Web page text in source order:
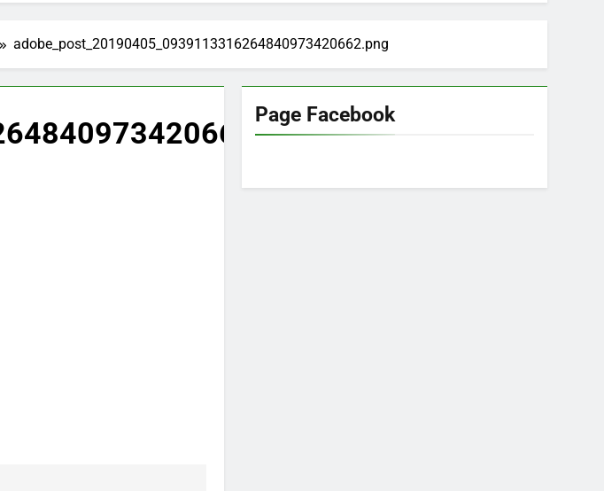
adobe_post_20190405_0939113316264840973420662.png
Page Facebook